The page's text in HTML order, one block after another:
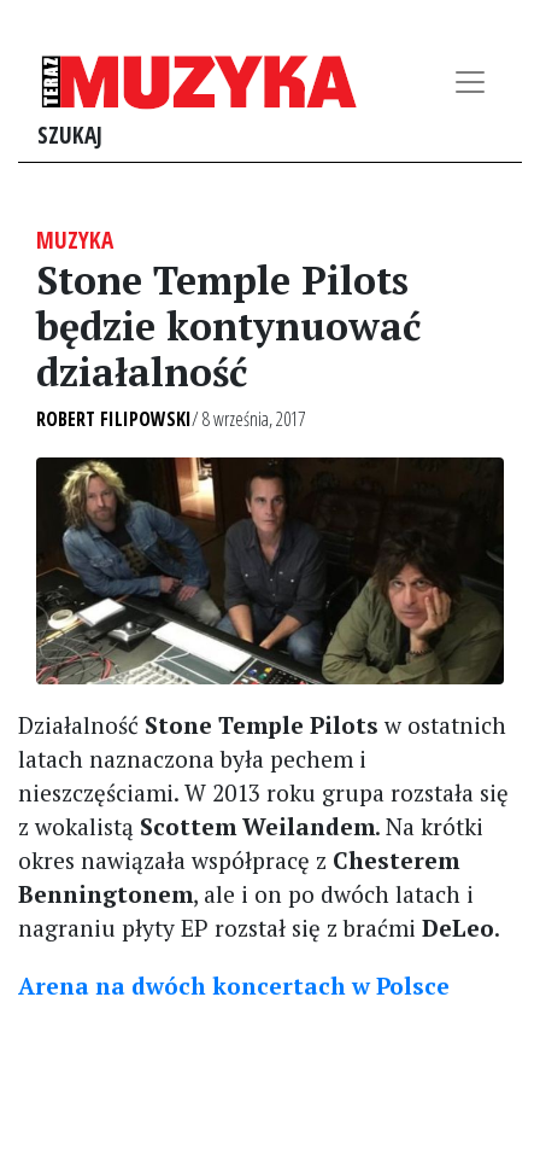
SZUKAJ
MUZYKA
Stone Temple Pilots
będzie kontynuować
działalność
ROBERT FILIPOWSKI/ 8 września, 2017
Działalność Stone Temple Pilots w ostatnich
latach naznaczona była pechem i
nieszczęściami. W 2013 roku grupa rozstała się
z wokalistą Scottem Weilandem. Na krótki
okres nawiązała współpracę z Chesterem
Benningtonem, ale i on po dwóch latach i
nagraniu płyty EP rozstał się z braćmi DeLeo.
Arena na dwóch koncertach w Polsce